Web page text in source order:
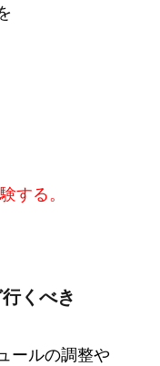
する。
くべき
ールの調整や